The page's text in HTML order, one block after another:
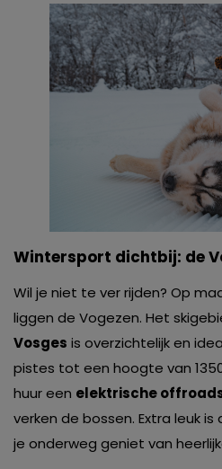
Wintersport dichtbij: de
Wil je niet te ver rijden? Op
liggen de Vogezen. Het
Vosges is overzichtelijk en
pistes tot een hoogte van
huur een elektrische
verken de bossen. Extra leuk is
je onderweg geniet van